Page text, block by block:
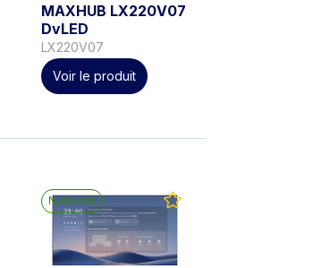
MAXHUB LX220V07
DvLED
LX220V07
Voir le produit
Nouveau